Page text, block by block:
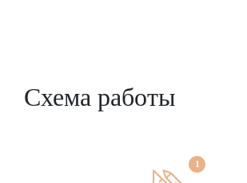
Схема работы